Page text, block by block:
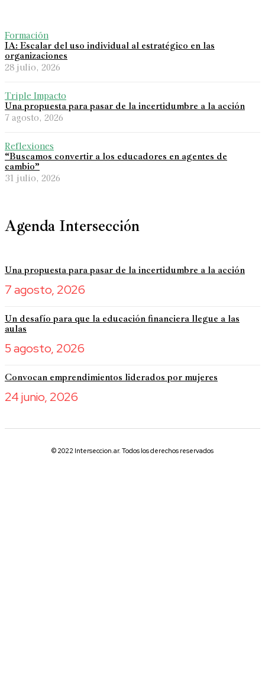
Formación
IA: Escalar del uso individual al estratégico en las
organizaciones
28 julio, 2026
Triple Impacto
Una propuesta para pasar de la incertidumbre a la acción
7 agosto, 2026
Reflexiones
“Buscamos convertir a los educadores en agentes de
cambio”
31 julio, 2026
Agenda Intersección
Una propuesta para pasar de la incertidumbre a la acción
7 agosto, 2026
Un desafío para que la educación financiera llegue a las
aulas
5 agosto, 2026
Convocan emprendimientos liderados por mujeres
24 junio, 2026
© 2022 Interseccion.ar. Todos los derechos reservados